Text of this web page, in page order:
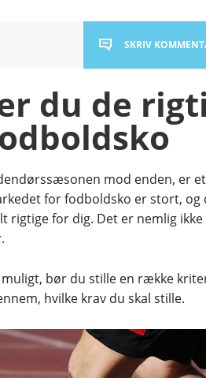
SKRIV
du de
mod enden, er
for fodboldsko er stort,
rigtige for dig. Det er nemlig
bør du stille en række
hvilke krav du skal stille.